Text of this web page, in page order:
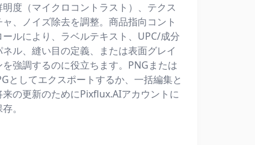
明度（マイクロコントラスト）、テクス
ャ、ノイズ除去を調整。商品指向コント
ールにより、ラベルテキスト、UPC/成分
ネル、縫い目の定義、または表面グレイ
を強調するのに役立ちます。PNGまたは
としてエクスポートするか、一括編集と
来の更新のためにPixflux.AIアカウントに
。